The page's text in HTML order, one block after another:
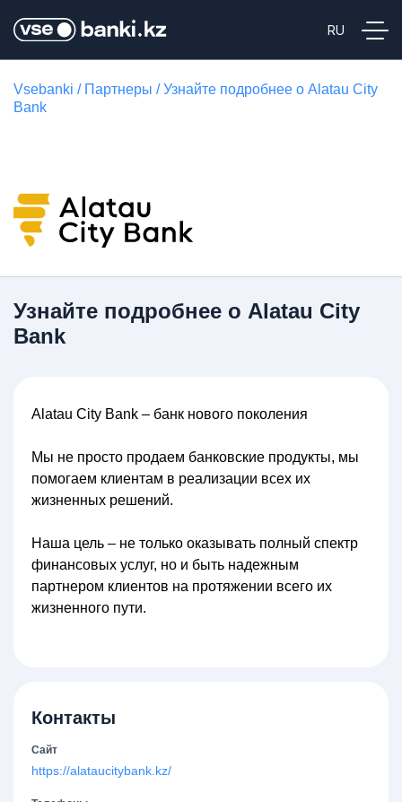
Vsebanki / Партнеры /Узнайте подробнее о Alatau City
Bank
Узнайте подробнее о Alatau City
Bank
Alatau City Bank – банк нового поколения
Мы не просто продаем банковские продукты, мы
помогаем клиентам в реализации всех их
жизненных решений.
Наша цель – не только оказывать полный спектр
финансовых услуг, но и быть надежным
партнером клиентов на протяжении всего их
жизненного пути.
Контакты
Сайт
https://alataucitybank.kz/